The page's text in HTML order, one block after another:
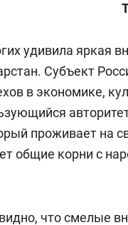
удивила яркая
Субъект
в экономике,
проживает на
общие корни с
что смелые